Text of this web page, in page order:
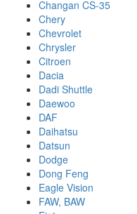
Changan CS-35
Chery
Chevrolet
Chrysler
Citroen
Dacia
Dadi Shuttle
Daewoo
DAF
Daihatsu
Datsun
Dodge
Dong Feng
Eagle Vision
FAW, BAW